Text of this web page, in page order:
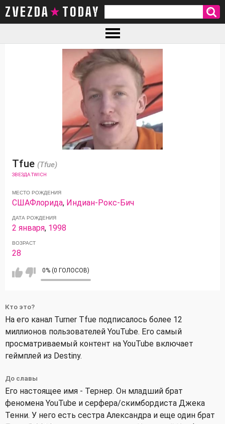
ZVEZDA TODAY
Tfue (Tfue)
ЗВЕЗДА TWICH
МЕСТО РОЖДЕНИЯ
СШАФлорида, Индиан-Рокс-Бич
ДАТА РОЖДЕНИЯ
2 января, 1998
ВОЗРАСТ
28
0% (0 ГОЛОСОВ)
Кто это?
На его канал Turner Tfue подписалось более 12
миллионов пользователей YouTube. Его самый
просматриваемый контент на YouTube включает
геймплей из Destiny.
До славы
Его настоящее имя - Тернер. Он младший брат
феномена YouTube и серфера/скимбордиста Джека
Тенни. У него есть сестра Александра и еще один брат